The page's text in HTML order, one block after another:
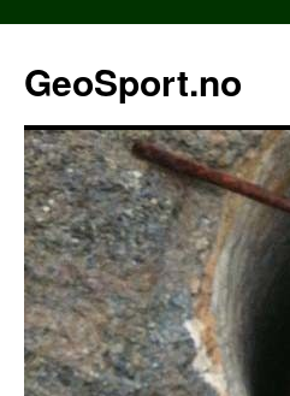
innhold
GeoSport.no